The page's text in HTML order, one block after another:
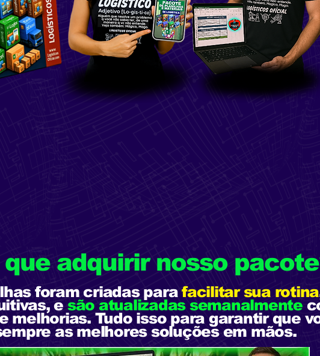
que adquirir nosso
foram criadas para facilitar sua rotina
e são atualizadas semanalmente
melhorias. Tudo isso para garantir que
as melhores soluções em mãos.